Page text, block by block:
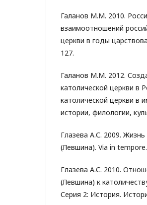
Галанов М.М. 2010.
взаимоотношений
церкви в годы
127.
Галанов М.М. 2012.
католической церкви в
католической церкви в
истории, филологии,
Глазева А.С. 2009.
(Левшина). Via in
Глазева А.С. 2010.
(Левшина) к
Серия 2: История.